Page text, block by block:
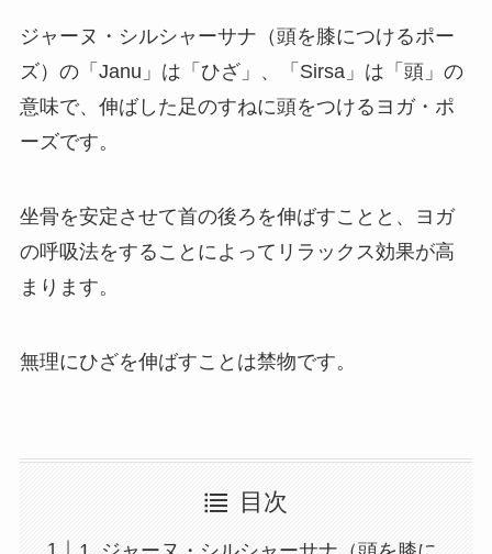
ジャーヌ・シルシャーサナ（頭を膝につけるポー
ズ）の「Janu」は「ひざ」、「Sirsa」は「頭」の
意味で、伸ばした足のすねに頭をつけるヨガ・ポ
ーズです。
坐骨を安定させて首の後ろを伸ばすことと、ヨガ
の呼吸法をすることによってリラックス効果が高
まります。
無理にひざを伸ばすことは禁物です。
目次